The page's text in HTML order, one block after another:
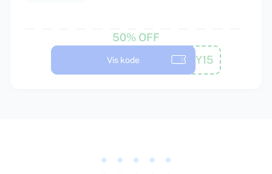
50% OFF
BDAYBUY15
Vis kode